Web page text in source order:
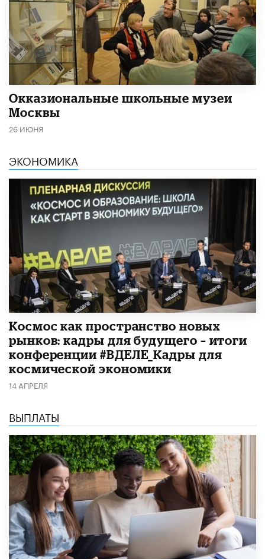
​Окказиональные школьные музеи
Москвы
26 ИЮНЯ
ЭКОНОМИКА
Космос как пространство новых
рынков: кадры для будущего – итоги
конференции #ВДЕЛЕ_Кадры для
космической экономики
14 АПРЕЛЯ
ВЫПЛАТЫ